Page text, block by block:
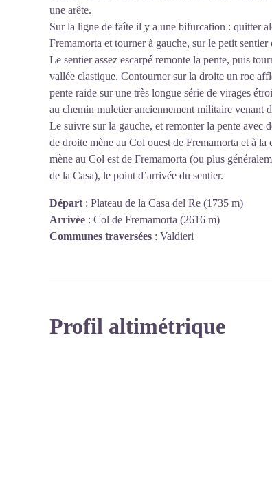
une arête.
Sur la ligne de faîte il y a une bifurcation : quitter
Fremamorta et tourner à gauche, sur le petit
Le sentier assez escarpé remonte la pente, puis
vallée clastique. Contourner sur la droite un roc
pente raide sur une très longue série de virages
au chemin muletier anciennement militaire venant
Le suivre sur la gauche, et remonter la pente avec
de droite mène au Col ouest de Fremamorta et à
mène au Col est de Fremamorta (ou plus
de la Casa), le point d’arrivée du sentier.
Départ : Plateau de la Casa del Re (1735 m)
Arrivée : Col de Fremamorta (2616 m)
Communes traversées : Valdieri
Profil altimétrique